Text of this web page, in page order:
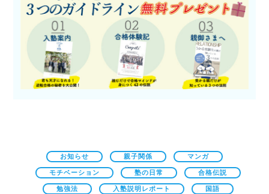
お知らせ 親子関係 マンガ
モチベーション 塾の日常 合格伝説
勉強法 入塾説明レポート 国語